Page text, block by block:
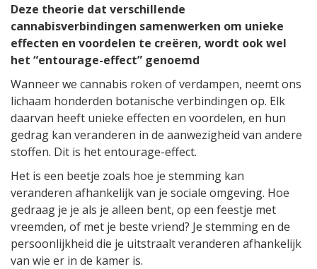
Deze theorie dat verschillende
cannabisverbindingen samenwerken om unieke
effecten en voordelen te creëren, wordt ook wel
het “entourage-effect” genoemd
Wanneer we cannabis roken of verdampen, neemt ons
lichaam honderden botanische verbindingen op. Elk
daarvan heeft unieke effecten en voordelen, en hun
gedrag kan veranderen in de aanwezigheid van andere
stoffen. Dit is het entourage-effect.
Het is een beetje zoals hoe je stemming kan
veranderen afhankelijk van je sociale omgeving. Hoe
gedraag je je als je alleen bent, op een feestje met
vreemden, of met je beste vriend? Je stemming en de
persoonlijkheid die je uitstraalt veranderen afhankelijk
van wie er in de kamer is.